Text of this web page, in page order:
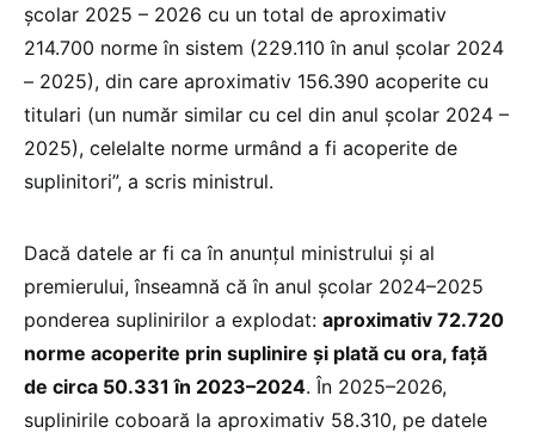
școlar 2025 – 2026 cu un total de aproximativ
214.700 norme în sistem (229.110 în anul școlar 2024
– 2025), din care aproximativ 156.390 acoperite cu
titulari (un număr similar cu cel din anul școlar 2024 –
2025), celelalte norme urmând a fi acoperite de
suplinitori”, a scris ministrul.
Dacă datele ar fi ca în anunțul ministrului și al
premierului, înseamnă că în anul școlar 2024–2025
ponderea suplinirilor a explodat: aproximativ 72.720
norme acoperite prin suplinire și plată cu ora, față
de circa 50.331 în 2023–2024. În 2025–2026,
suplinirile coboară la aproximativ 58.310, pe datele